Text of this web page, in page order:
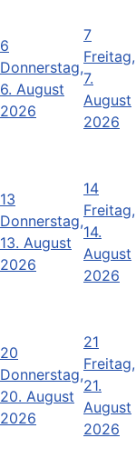
6
Donnerstag,
6. August
2026
7
Freitag,
7.
August
2026
13
Donnerstag,
13. August
2026
14
Freitag,
14.
August
2026
20
Donnerstag,
20. August
2026
21
Freitag,
21.
August
2026